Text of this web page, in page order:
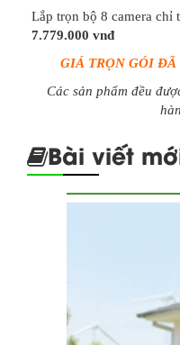
Lắp trọn bộ 8 camera chỉ
7.779.000 vnđ
GIÁ TRỌN GÓI ĐÃ
Các sản phẩm đều
Bài viết